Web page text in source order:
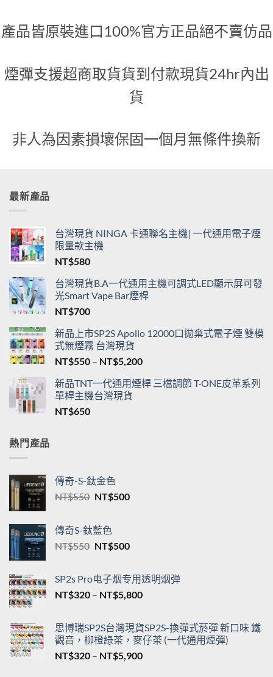
產品皆原裝進口100%官方正品絕不賣仿品
煙彈支援超商取貨貨到付款現貨24hr內出
貨
非人為因素損壞保固一個月無條件換新
最新產品
台灣現貨 NINGA 卡通聯名主機| 一代通用電子煙
限量款主機
NT$580
台灣現貨B.A一代通用主機可調式LED顯示屏可發
光Smart Vape Bar煙桿
NT$700
新品上市SP2S Apollo 12000口拋棄式電子煙 雙模
式無煙霧 台灣現貨
NT$550 – NT$5,200價
範
新品TNT一代通用煙桿 三檔調節 T·ONE皮革系列
單桿主機台灣現貨
NT$650
熱門產品
傳奇-S-鈦金色
NT$550 原
格：
NT$550。
NT$500目
NT$500。
傳奇S-鈦藍色
NT$550 原
格：
NT$550。
NT$500目
格：
NT$500。
SP2s Pro电子烟专用透明烟弹
NT$320 – NT$5,800價
圍：
NT$320
到
思博瑞SP2S台灣現貨SP2S-換彈式菸彈 新口味 鐵
觀音，柳橙綠茶，麥仔茶 (一代通用煙彈)
NT$320 – NT$5,900價